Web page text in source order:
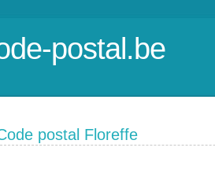
postal.be
postal Floreffe